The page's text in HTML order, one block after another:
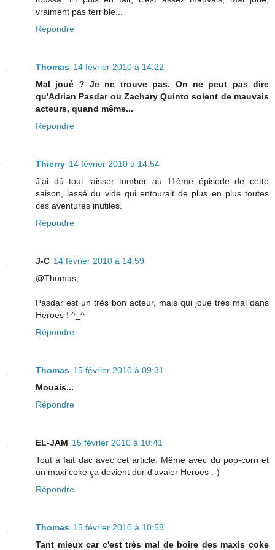
vraiment pas terrible...
Répondre
Thomas 14 février 2010 à 14:22
Mal joué ? Je ne trouve pas. On ne peut pas dire
qu'Adrian Pasdar ou Zachary Quinto soient de mauvais
acteurs, quand même...
Répondre
Thierry 14 février 2010 à 14:54
J'ai dû tout laisser tomber au 11ème épisode de cette
saison, lassé du vide qui entourait de plus en plus toutes
ces aventures inutiles.
Répondre
J-C 14 février 2010 à 14:59
@Thomas,
Pasdar est un très bon acteur, mais qui joue très mal dans
Heroes ! ^_^
Répondre
Thomas 15 février 2010 à 09:31
Mouais...
Répondre
EL-JAM 15 février 2010 à 10:41
Tout à fait dac avec cet article. Même avec du pop-corn et
un maxi coke ça devient dur d'avaler Heroes :-)
Répondre
Thomas 15 février 2010 à 10:58
Tant mieux car c'est très mal de boire des maxis coke